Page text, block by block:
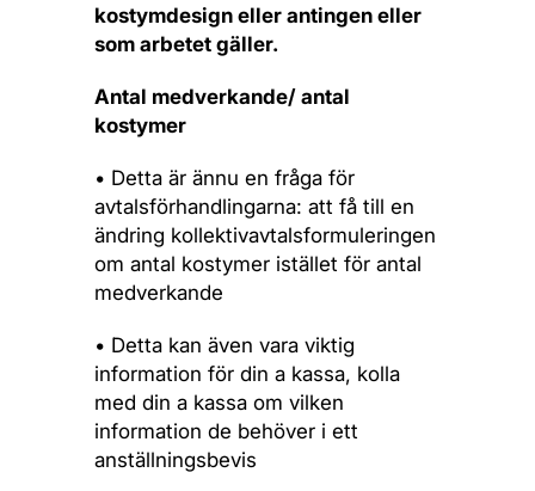
kostymdesign eller antingen eller
som arbetet gäller.
Antal medverkande/ antal
kostymer
• Detta är ännu en fråga för
avtalsförhandlingarna: att få till en
ändring kollektivavtalsformuleringen
om antal kostymer istället för antal
medverkande
• Detta kan även vara viktig
information för din a kassa, kolla
med din a kassa om vilken
information de behöver i ett
anställningsbevis